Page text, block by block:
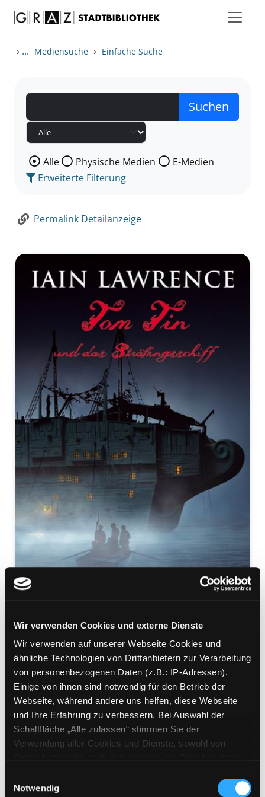
Wir verwenden Cookies und externe Dienste
Wir verwenden auf unserer Webseite Cookies und
ähnliche Technologien von Drittanbietern zur Verarbeitung
von personenbezogenen Daten (z.B.: IP-Adressen).
Einige von ihnen sind notwendig für den Betrieb der
Webseite, während andere uns helfen, diese Webseite
und Ihre Erfahrung zu verbessern. Bei Auswahl der
Schaltfläche „Alle zulassen“ stimmen Sie der
Verwendung aller Cookies und Dienste, sowohl von
Cookies von Drittanbietern, eine Verarbeitung in
Notwendig
› ... Mediensuche › Einfache Suche
Wählen Sie die Medienart nach der Sie suchen wollen.
Alle Physische Medien
E-Medien
Erweiterte Filterung
Permalink Detailanzeige
Tom Tin und das
Sträflingsschiff
Mediengruppe:Jugendbuch
Verfasser:Suche nach diesem Verfasser
Lawrence, Iain
Beschreibung ein-/ausblenden